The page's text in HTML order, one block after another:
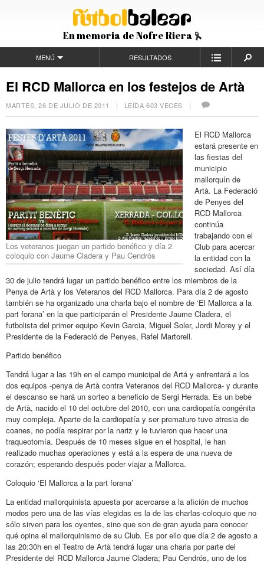
En memoria de Nofre Riera
MENÚ RESULTADOS
El RCD Mallorca en los festejos de Artà
MARTES, 26 DE JULIO DE 2011 | LEÍDA 603 VECES |
Los veteranos juegan un partido benéfico y día 2
coloquio con Jaume Cladera y Pau Cendrós
El RCD Mallorca
estará presente en
las fiestas del
municipio
mallorquín de
Artà. La Federació
de Penyes del
RCD Mallorca
continúa
trabajando con el
Club para acercar
la entidad con la
sociedad. Así día
30 de julio tendrá lugar un partido benéfico entre los miembros de la
Penya de Artà y los Veteranos del RCD Mallorca. Para día 2 de agosto
también se ha organizado una charla bajo el nombre de ‘El Mallorca a la
part forana’ en la que participarán el Presidente Jaume Cladera, el
futbolista del primer equipo Kevin Garcia, Miguel Soler, Jordi Morey y el
Presidente de la Federació de Penyes, Rafel Martorell.
Partido benéfico
Tendrá lugar a las 19h en el campo municipal de Artá y enfrentará a los
dos equipos -penya de Artà contra Veteranos del RCD Mallorca- y durante
el descanso se hará un sorteo a beneficio de Sergi Herrada. Es un bebe
de Artà, nacido el 10 del octubre del 2010, con una cardiopatía congénita
muy compleja. Aparte de la cardiopatía y ser prematuro tuvo atresia de
coanes, no podía respirar por la nariz y le tuvieron que hacer una
traqueotomía. Después de 10 meses sigue en el hospital, le han
realizado muchas operaciones y está a la espera de una nueva de
corazón; esperando después poder viajar a Mallorca.
Coloquio ‘El Mallorca a la part forana’
La entidad mallorquinista apuesta por acercarse a la afición de muchos
modos pero una de las vías elegidas es la de las charlas-coloquio que no
sólo sirven para los oyentes, sino que son de gran ayuda para conocer
qué opina el mallorquinismo de su Club. Es por ello que día 2 de agosto a
las 20:30h en el Teatro de Artà tendrá lugar una charla por parte del
Presidente del RCD Mallorca Jaume Cladera; Pau Cendrós, uno de los